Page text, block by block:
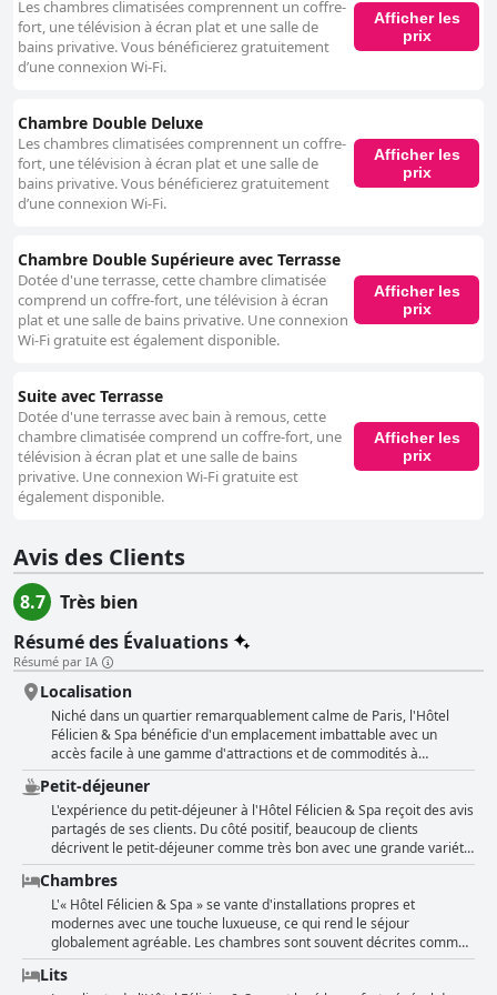
professionnel et une décoration élégante, certains domaines, en
particulier le spa et la variété du petit-déjeuner, nécessitent une attention
particulière pour correspondre pleinement aux attentes d'un quatre
de séjour mémorable et raffiné. Les aspects luxueux, de la décoration
des chambres aux équipements haut de gamme, contribuent encore à
son attrait en tant qu'hôtel quatre étoiles exceptionnel, adapté à ceux qui
recherchent une escapade romantique à Paris.
Les chambres climatisées comprennent un coffre-
fort, une télévision à écran plat et une salle de
bains privative. Vous bénéficierez gratuitement
d’une connexion Wi-Fi.
Afficher les
prix
Chambre Double Deluxe
Les chambres climatisées comprennent un coffre-
fort, une télévision à écran plat et une salle de
bains privative. Vous bénéficierez gratuitement
d’une connexion Wi-Fi.
Afficher les
prix
Chambre Double Supérieure avec Terrasse
Dotée d'une terrasse, cette chambre climatisée
comprend un coffre-fort, une télévision à écran
plat et une salle de bains privative. Une connexion
Wi-Fi gratuite est également disponible.
Afficher les
prix
Suite avec Terrasse
Dotée d'une terrasse avec bain à remous, cette
chambre climatisée comprend un coffre-fort, une
télévision à écran plat et une salle de bains
privative. Une connexion Wi-Fi gratuite est
également disponible.
Afficher les
prix
Avis des Clients
8.7
Très bien
Résumé des Évaluations
Résumé par IA
Localisation
Niché dans un quartier remarquablement calme de Paris, l'Hôtel
Félicien & Spa bénéficie d'un emplacement imbattable avec un
accès facile à une gamme d'attractions et de commodités à
proximité. L'hôtel se trouve à une distance de marche confortable de
25 à 30 minutes de monuments emblématiques tels que la Tour
Eiffel et Roland Garros, ce qui en fait un choix idéal pour les touristes
et les passionnés de tennis. Sa proximité avec la Seine offre
d'agréables opportunités de promenades ou de courses à pied. Les
transports en commun sont facilement accessibles avec un arrêt de
bus juste devant l'hôtel et une station de métro à seulement 10
minutes à pied, assurant une connectivité parfaite avec le reste de la
ville. Le quartier ajoute au charme, décrit comme sûr et regorgeant
de délicieuses boulangeries et restaurants locaux, évitant le flux
important de touristes. Les clients ne cessent de louer l'excellent
emplacement de l'hôtel, non seulement pour sa proximité avec les
Petit-déjeuner
L'expérience du petit-déjeuner à l'Hôtel Félicien & Spa reçoit des avis
partagés de ses clients. Du côté positif, beaucoup de clients
décrivent le petit-déjeuner comme très bon avec une grande variété
d'options incluant des crêpes faites maison, des quiches, des
omelettes, des jus de fruits frais, des viennoiseries, des œufs, du
fromage et des saucisses. Plusieurs avis soulignent la nature
généreuse et copieuse du petit-déjeuner, avec des mentions
d'excellent café et d'un bon expresso améliorant l'expérience. Les
clients ont fréquemment apprécié le petit-déjeuner chaque jour et
ont apprécié l'utilisation de produits frais. Cependant, certains
Chambres
L'« Hôtel Félicien & Spa » se vante d'installations propres et
modernes avec une touche luxueuse, ce qui rend le séjour
globalement agréable. Les chambres sont souvent décrites comme
magnifiquement décorées et impeccablement propres. Les salles de
bains, en particulier, reçoivent de grands éloges pour leurs
Lits